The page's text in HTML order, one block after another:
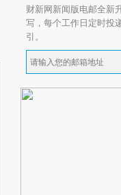
财新网新闻版电邮全新
写，每个工作日定时投
引。